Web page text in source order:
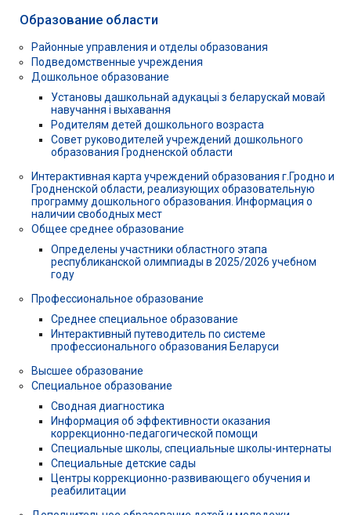
Образование области
Районные управления и отделы образования
Подведомственные учреждения
Дошкольное образование
Установы дашкольнай адукацыі з беларускай мовай
навучання і выхавання
Родителям детей дошкольного возраста
Совет руководителей учреждений дошкольного
образования Гродненской области
Интерактивная карта учреждений образования г.Гродно и
Гродненской области, реализующих образовательную
программу дошкольного образования. Информация о
наличии свободных мест
Общее среднее образование
Определены участники областного этапа
республиканской олимпиады в 2025/2026 учебном
году
Профессиональное образование
Среднее специальное образование
Интерактивный путеводитель по системе
профессионального образования Беларуси
Высшее образование
Специальное образование
Сводная диагностика
Информация об эффективности оказания
коррекционно-педагогической помощи
Специальные школы, специальные школы-интернаты
Специальные детские сады
Центры коррекционно-развивающего обучения и
реабилитации